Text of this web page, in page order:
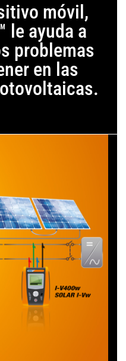
móvil,
le ayuda a
problemas
en las